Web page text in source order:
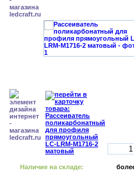
Наличие на складе: